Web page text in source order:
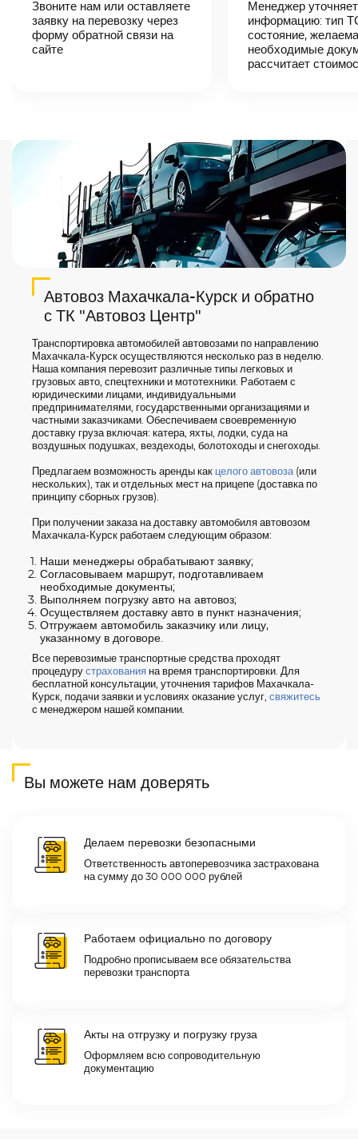
вами,
согласует
детали
автоперевозки,
назовет
Звоните нам или оставляете
заявку на перевозку через
форму обратной связи на
сайте
Менеджер уточняет
информацию: тип
состояние,
необходимые
рассчитает
Автовоз Махачкала-Курск и обратно
с ТК "Автовоз Центр"
Транспортировка автомобилей автовозами по направлению
Махачкала-Курск осуществляются несколько раз в неделю.
Наша компания перевозит различные типы легковых и
грузовых авто, спецтехники и мототехники. Работаем с
юридическими лицами, индивидуальными
предпринимателями, государственными организациями и
частными заказчиками. Обеспечиваем своевременную
доставку груза включая: катера, яхты, лодки, суда на
воздушных подушках, вездеходы, болотоходы и снегоходы.
Предлагаем возможность аренды как целого автовоза(или
нескольких), так и отдельных мест на прицепе (доставка по
принципу сборных грузов).
При получении заказа на доставку автомобиля автовозом
Махачкала-Курск работаем следующим образом:
Наши менеджеры обрабатывают заявку;
Согласовываем маршрут, подготавливаем
необходимые документы;
Выполняем погрузку авто на автовоз;
Осуществляем доставку авто в пункт назначения;
Отгружаем автомобиль заказчику или лицу,
указанному в договоре.
Все перевозимые транспортные средства проходят
процедуру страхования на время транспортировки. Для
бесплатной консультации, уточнения тарифов Махачкала-
Курск, подачи заявки и условиях оказание услуг, свяжитесь
с менеджером нашей компании.
Вы можете нам доверять
Делаем перевозки безопасными
Ответственность автоперевозчика застрахована
на сумму до 30 000 000 рублей
Работаем официально по договору
Подробно прописываем все обязательства
перевозки транспорта
Акты на отгрузку и погрузку груза
Оформляем всю сопроводительную
документацию